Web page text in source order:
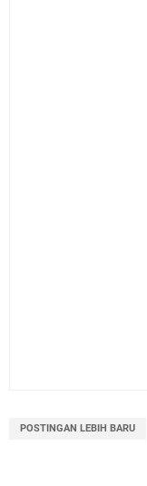
POSTINGAN LEBIH BARU